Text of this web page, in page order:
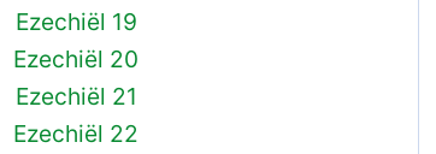
Ezechiël 19
Ezechiël 20
Ezechiël 21
Ezechiël 22